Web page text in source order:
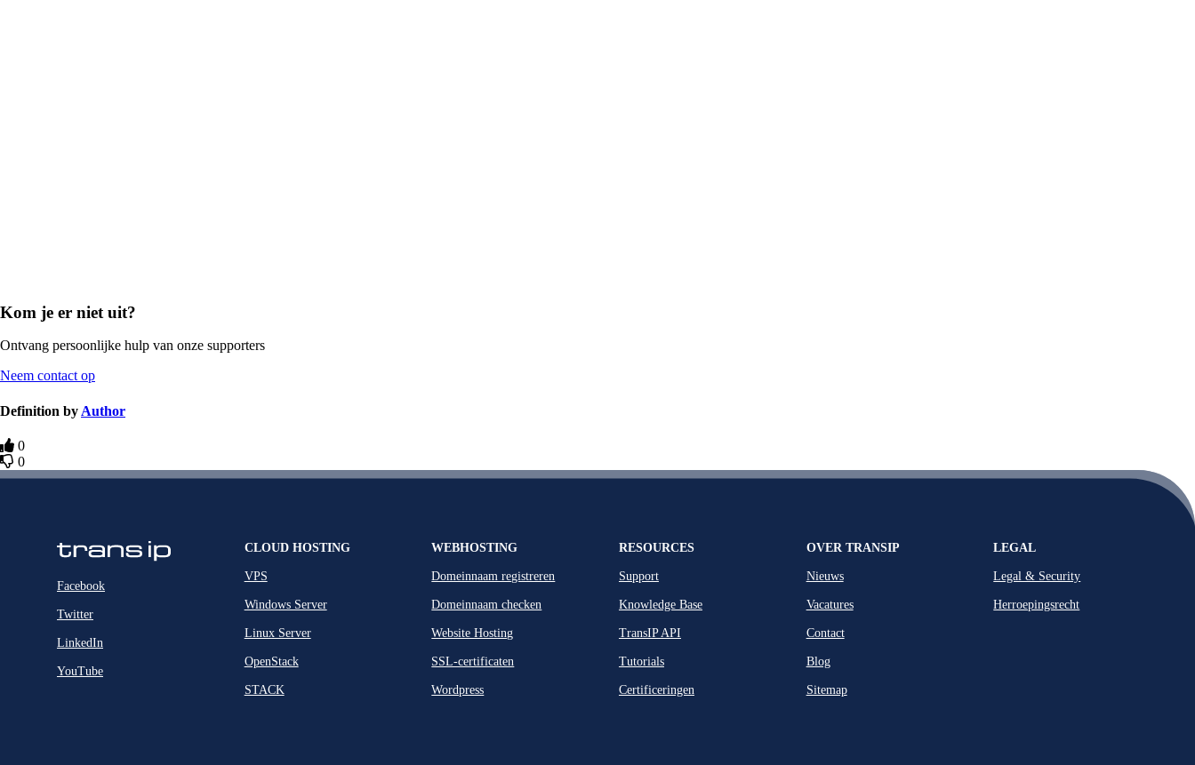
Kom je er niet uit?
Ontvang persoonlijke hulp van onze supporters
Neem contact op
Definition by Author
0
0
Facebook
Twitter
LinkedIn
YouTube
CLOUD HOSTING
VPS
Windows Server
Linux Server
OpenStack
STACK
WEBHOSTING
Domeinnaam registreren
Domeinnaam checken
Website Hosting
SSL-certificaten
Wordpress
RESOURCES
Support
Knowledge Base
TransIP API
Tutorials
Certificeringen
OVER TRANSIP
Nieuws
Vacatures
Contact
Blog
Sitemap
LEGAL
Legal & Security
Herroepingsrecht